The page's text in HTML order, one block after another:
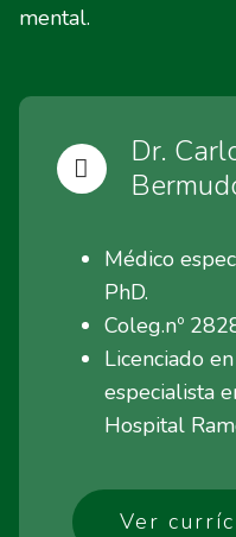
mental.
Dr.
Médico
PhD.
Coleg.nº
Licenciado
especialista
Hospital
Ver